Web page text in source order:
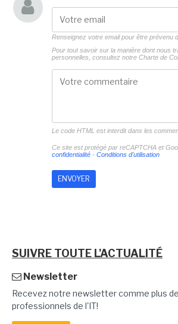
Renseignez votre email pour être prévenu
Pour tout savoir sur la manière dont nous
personnelles, consultez notre Charte de
Le code HTML est interdit dans les
Ce site est protégé par reCAPTCHA et
confidentialité- Conditions d'utilisation
SUIVRE TOUTE L'ACTUALITÉ
Newsletter
Recevez notre newsletter comme plus
professionnels de l'IT!